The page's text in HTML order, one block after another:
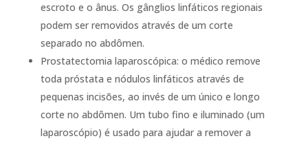
escroto e o ânus. Os gânglios linfáticos regionais
podem ser removidos através de um corte
separado no abdômen.
Prostatectomia laparoscópica: o médico remove
toda próstata e nódulos linfáticos através de
pequenas incisões, ao invés de um único e longo
corte no abdômen. Um tubo fino e iluminado (um
laparoscópio) é usado para ajudar a remover a